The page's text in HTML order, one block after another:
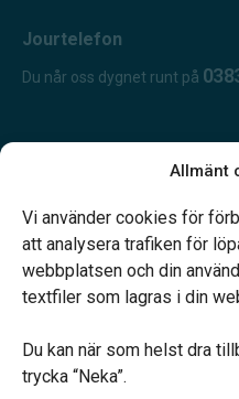
Allmänt
Vi använder cookies för
att analysera trafiken för
webbplatsen och din
textfiler som lagras i din
Du kan när som helst dra
trycka “Neka”.
Jourtelefon
Du når oss dygnet runt på
Telefonjour dygnet runt.
Vårt systerbolag Verahill